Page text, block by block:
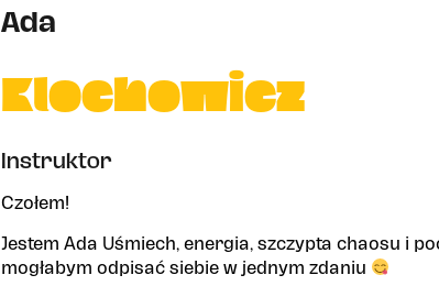
Ada
Klochowicz
Instruktor
Czołem!
Jestem Ada Uśmiech, energia, szczypta chaosu i
mogłabym odpisać siebie w jednym zdaniu